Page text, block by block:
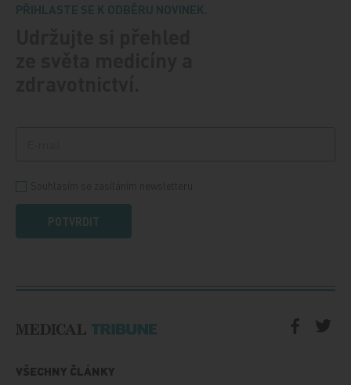
PŘIHLASTE SE K ODBĚRU NOVINEK.
POTVRDIT
VŠECHNY ČLÁNKY